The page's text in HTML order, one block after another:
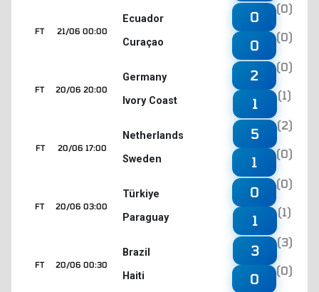
21/06 00:00
FT
Ecuador
Curaçao
0
(0)
0
(0)
20/06 20:00
FT
Germany
Ivory Coast
2
(0)
1
(1)
20/06 17:00
FT
Netherlands
Sweden
5
(2)
1
(0)
20/06 03:00
FT
Türkiye
Paraguay
0
(0)
1
(1)
20/06 00:30
FT
Brazil
Haiti
3
(3)
0
(0)